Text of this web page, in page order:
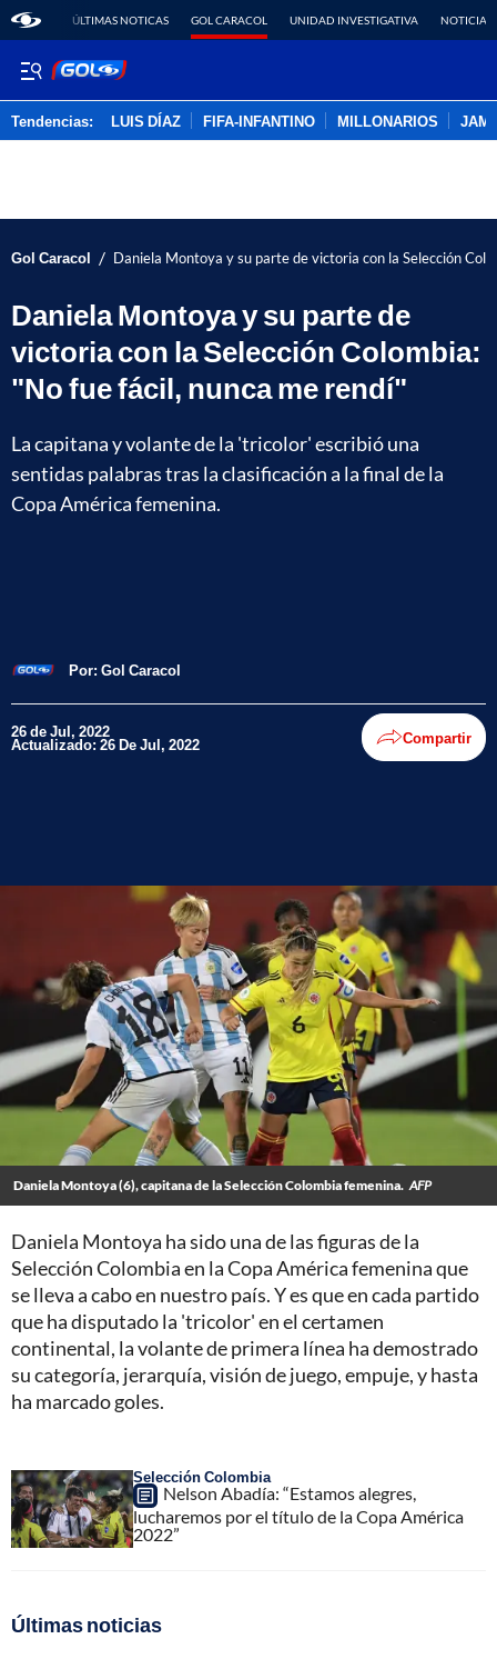
ÚLTIMAS NOTICAS GOL CARACOL UNIDAD INVESTIGATIVA NOTICIAS
Tendencias: LUIS DÍAZ FIFA-INFANTINO MILLONARIOS
Gol Caracol / Daniela Montoya y su parte de victoria con la Selección
Daniela Montoya y su parte de
victoria con la Selección Colombia:
"No fue fácil, nunca me rendí"
La capitana y volante de la 'tricolor' escribió una
sentidas palabras tras la clasificación a la final de la
Copa América femenina.
Por: Gol Caracol
26 de Jul, 2022
Actualizado: 26 De Jul, 2022 Compartir
Daniela Montoya (6), capitana de la Selección Colombia femenina. AFP
Daniela Montoya ha sido una de las figuras de la
Selección Colombia en la Copa América femenina que
se lleva a cabo en nuestro país. Y es que en cada partido
que ha disputado la 'tricolor' en el certamen
continental, la volante de primera línea ha demostrado
su categoría, jerarquía, visión de juego, empuje, y hasta
ha marcado goles.
Selección Colombia
Nelson Abadía: “Estamos alegres,
lucharemos por el título de la Copa América
2022”
Últimas noticias